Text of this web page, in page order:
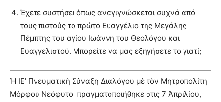
Έχετε συστήσει όπως αναγιγνώσκεται συχνά από
τους πιστούς το πρώτο Ευαγγέλιο της Μεγάλης
Πέμπτης του αγίου Ιωάννη του Θεολόγου και
Ευαγγελιστού. Μπορείτε να μας εξηγήσετε το γιατί;
Ἡ ΙE’ Πνευματικὴ Σύναξη Διαλόγου μὲ τὸν Μητροπολίτη
Μόρφου Νεόφυτο, πραγματοποιήθηκε στις 7 Ἀπριλίου,